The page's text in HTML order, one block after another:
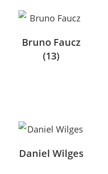
Bruno Faucz
(13)
Daniel Wilges